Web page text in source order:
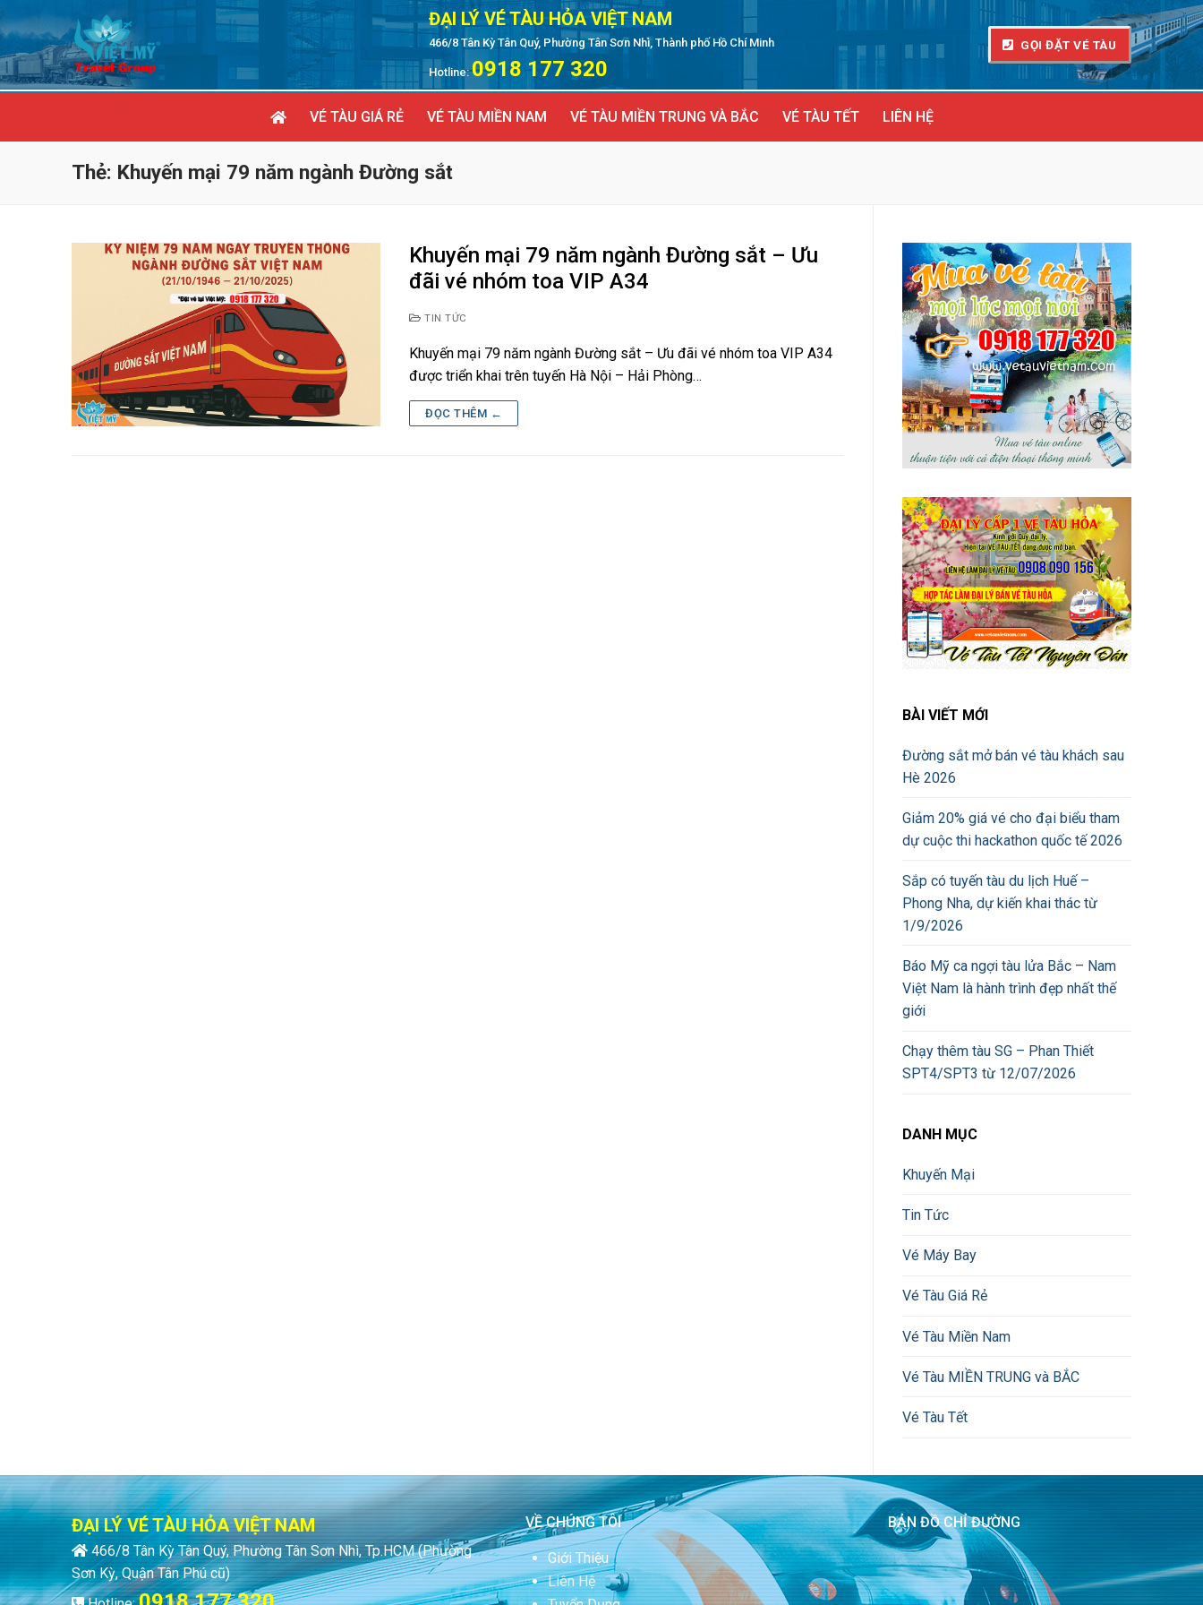
đến
nội
dung
ĐẠI LÝ VÉ TÀU HỎA VIỆT NAM
466/8 Tân Kỳ Tân Quý, Phường Tân Sơn Nhì, Thành phố Hồ Chí Minh
Hotline: 0918 177 320
GỌI ĐẶT VÉ TÀU
VÉ TÀU GIÁ RẺ VÉ TÀU MIỀN NAM VÉ TÀU MIỀN TRUNG VÀ BẮC VÉ TÀU TẾT LIÊN HỆ
Thẻ: Khuyến mại 79 năm ngành Đường sắt
Khuyến mại 79 năm ngành Đường sắt – Ưu
đãi vé nhóm toa VIP A34
TIN TỨC
Khuyến mại 79 năm ngành Đường sắt – Ưu đãi vé nhóm toa VIP A34
được triển khai trên tuyến Hà Nội – Hải Phòng…
ĐỌC THÊM ←
BÀI VIẾT MỚI
Đường sắt mở bán vé tàu khách sau
Hè 2026
Giảm 20% giá vé cho đại biểu tham
dự cuộc thi hackathon quốc tế 2026
Sắp có tuyến tàu du lịch Huế –
Phong Nha, dự kiến khai thác từ
1/9/2026
Báo Mỹ ca ngợi tàu lửa Bắc – Nam
Việt Nam là hành trình đẹp nhất thế
giới
Chạy thêm tàu SG – Phan Thiết
SPT4/SPT3 từ 12/07/2026
DANH MỤC
Khuyến Mại
Tin Tức
Vé Máy Bay
Vé Tàu Giá Rẻ
Vé Tàu Miền Nam
Vé Tàu MIỀN TRUNG và BẮC
Vé Tàu Tết
ĐẠI LÝ VÉ TÀU HỎA VIỆT NAM
466/8 Tân Kỳ Tân Quý, Phường Tân Sơn Nhì, Tp.HCM(Phường
Sơn Kỳ, Quận Tân Phú cũ)
VỀ CHÚNG TÔI
Giới Thiệu
Liên Hệ
BẢN ĐỒ CHỈ ĐƯỜNG